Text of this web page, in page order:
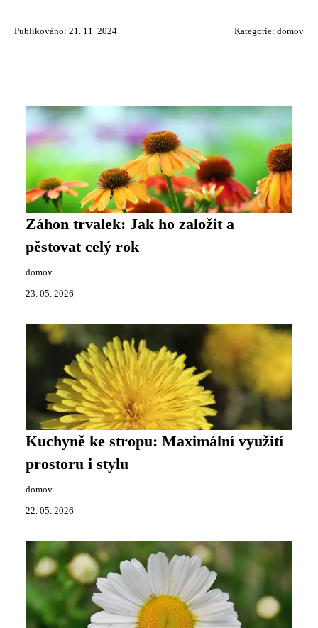
Publikováno: 21. 11. 2024 Kategorie: domov
Záhon trvalek: Jak ho založit a
pěstovat celý rok
domov
23. 05. 2026
Kuchyně ke stropu: Maximální využití
prostoru i stylu
domov
22. 05. 2026